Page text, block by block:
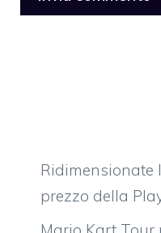
Ridimensionate
prezzo della